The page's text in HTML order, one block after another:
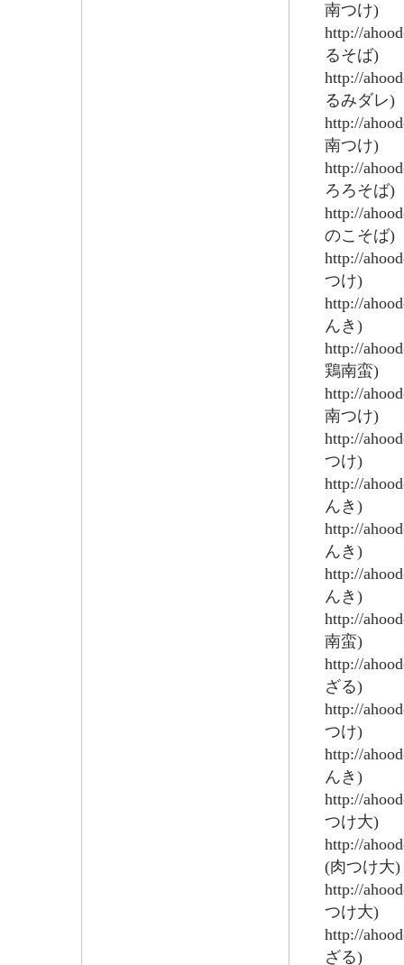
南つけ)
http://
るそば)
http://
るみダレ)
http://
南つけ)
http://
ろろそば)
http://
のこそば)
http://
つけ)
http://
んき)
http://
鶏南蛮)
http://
南つけ)
http://
つけ)
http://
んき)
http://
んき)
http://
んき)
http://
南蛮)
http://
ざる)
http://
つけ)
http://
んき)
http://
つけ大)
http://
(肉つけ大)
http://
つけ大)
http://
ざる)